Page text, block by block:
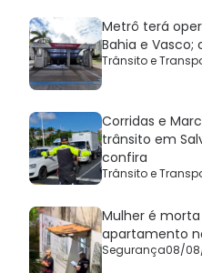
Metrô terá
Bahia e Vasco;
Trânsito e
Corridas e
trânsito em
confira
Trânsito e
Mulher é
apartamento
Segurança08/